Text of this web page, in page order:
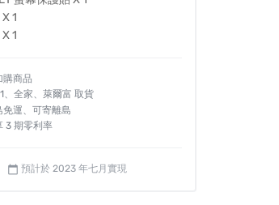
1
1
購商品
、全家、萊爾富 取貨
免運、可寄離島
3 期零利率
calendar_today 預計於 2023 年七月實現